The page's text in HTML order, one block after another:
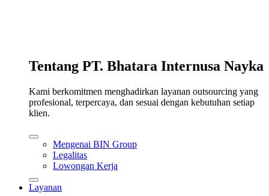
Tentang PT. Bhatara Internusa Nayka
Kami berkomitmen menghadirkan layanan outsourcing yang
profesional, terpercaya, dan sesuai dengan kebutuhan setiap
klien.
Mengenai BIN Group
Legalitas
Lowongan Kerja
Layanan